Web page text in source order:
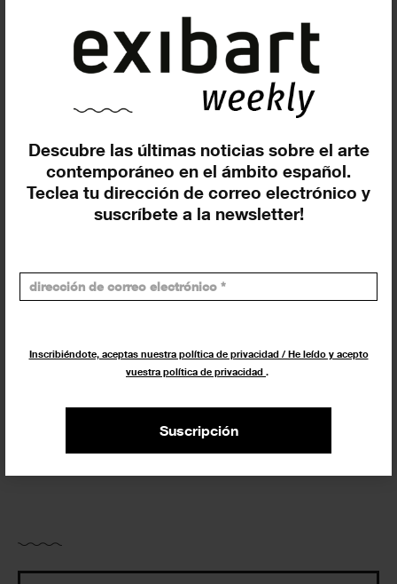
Descubre las últimas noticias sobre el arte
contemporáneo en el ámbito español.
Teclea tu dirección de correo electrónico y
suscríbete a la newsletter!
Inscribiéndote, aceptas nuestra política de privacidad / He leído y acepto
vuestra política de privacidad .
Suscripción
Exposiciones y eventos
Eventos de hoy
En curso y futuros
Pasados, en curso y futuros
Incluir eventos web
Buscar
Exposiciones y actividades en tu ciudad